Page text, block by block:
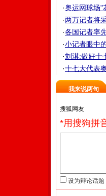
·奥运网球场"
·两万记者将
·各国记者率
·小记者眼中
·刘淇:做好十
·十七大代表
我来说两句
*用搜狗拼
设为辩论话